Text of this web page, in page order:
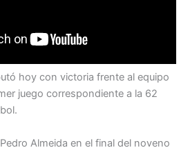
hoy con victoria frente al equipo
juego correspondiente a la 62
Almeida en el final del noveno